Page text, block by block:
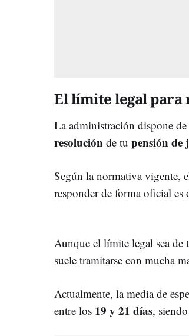
El límite legal
La administración dispone
resolución de tu pensión de
Según la normativa vigente,
responder de forma oficial es
Aunque el límite legal sea de
suele tramitarse con mucha
Actualmente, la media de
entre los 19 y 21 días,